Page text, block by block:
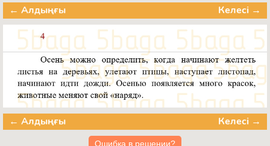
← Алдыңғы
Келесі →
← Алдыңғы Келесі →
Ошибка в решении?